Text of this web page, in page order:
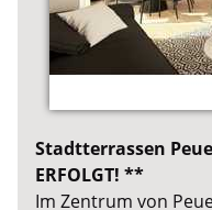
Stadtterrassen
ERFOLGT! **
Im Zentrum von